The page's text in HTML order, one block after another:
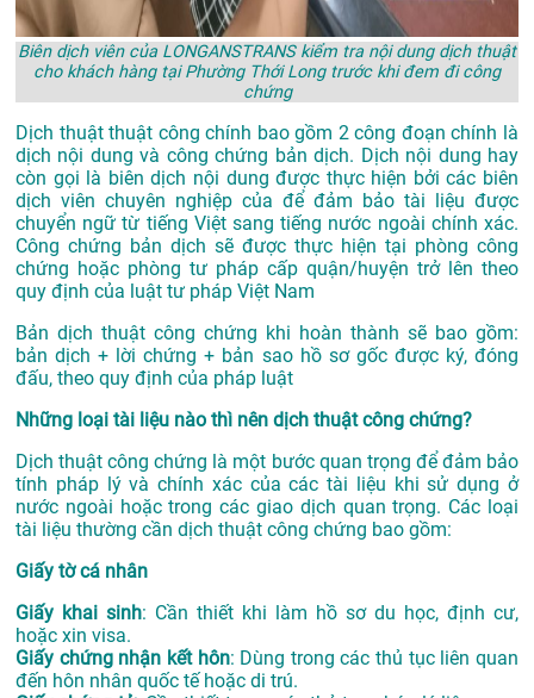
Biên dịch viên của LONGANSTRANS kiểm tra nội dung dịch thuật
cho khách hàng tại Phường Thới Long trước khi đem đi công
chứng
Dịch thuật thuật công chính bao gồm 2 công đoạn chính là
dịch nội dung và công chứng bản dịch. Dịch nội dung hay
còn gọi là biên dịch nội dung được thực hiện bởi các biên
dịch viên chuyên nghiệp của để đảm bảo tài liệu được
chuyển ngữ từ tiếng Việt sang tiếng nước ngoài chính xác.
Công chứng bản dịch sẽ được thực hiện tại phòng công
chứng hoặc phòng tư pháp cấp quận/huyện trở lên theo
quy định của luật tư pháp Việt Nam
Bản dịch thuật công chứng khi hoàn thành sẽ bao gồm:
bản dịch + lời chứng + bản sao hồ sơ gốc được ký, đóng
đấu, theo quy định của pháp luật
Những loại tài liệu nào thì nên dịch thuật công chứng?
Dịch thuật công chứng là một bước quan trọng để đảm bảo
tính pháp lý và chính xác của các tài liệu khi sử dụng ở
nước ngoài hoặc trong các giao dịch quan trọng. Các loại
tài liệu thường cần dịch thuật công chứng bao gồm:
Giấy tờ cá nhân
Giấy khai sinh: Cần thiết khi làm hồ sơ du học, định cư,
hoặc xin visa.
Giấy chứng nhận kết hôn: Dùng trong các thủ tục liên quan
đến hôn nhân quốc tế hoặc di trú.